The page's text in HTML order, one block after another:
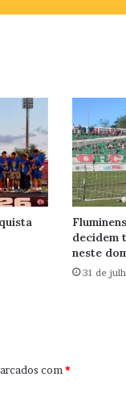
decidem
neste
31 de
com*